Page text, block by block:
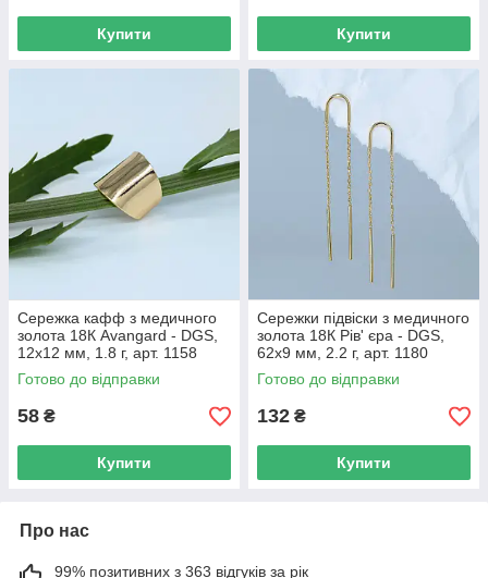
Купити Купити
Сережка кафф з медичного
золота 18К Avangard - DGS,
12х12 мм, 1.8 г, арт. 1158
Готово до відправки
58 ₴
Купити
Сережки підвіски з медичного
золота 18К Рів' єра - DGS,
62х9 мм, 2.2 г, арт. 1180
Готово до відправки
132 ₴
Купити
Про нас
99% позитивних з 363 відгуків за рік